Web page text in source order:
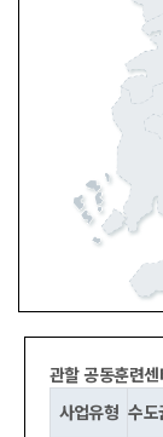
관할 공동훈련
사업유형 수도